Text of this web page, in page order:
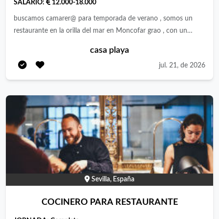
501 566 Web: https://sublime45.com/
SALARIO:
12.000-18.000
buscamos camarer@ para temporada de verano , somos un
restaurante en la orilla del mar en Moncofar grao , con un
casa playa
jul. 21, de 2026
Sevilla, España
COCINERO PARA RESTAURANTE